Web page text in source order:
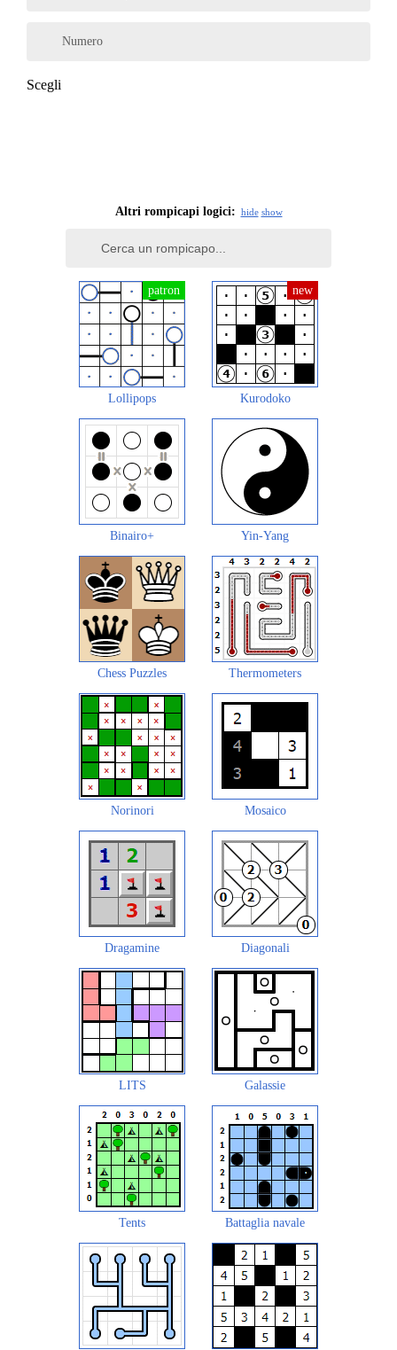
Numero
Scegli
Altri rompicapi logici: hide show
Lollipops Kurodoko
Binairo+ Yin-Yang
Chess Puzzles Thermometers
Norinori Mosaico
Dragamine Diagonali
LITS Galassie
Tents Battaglia navale